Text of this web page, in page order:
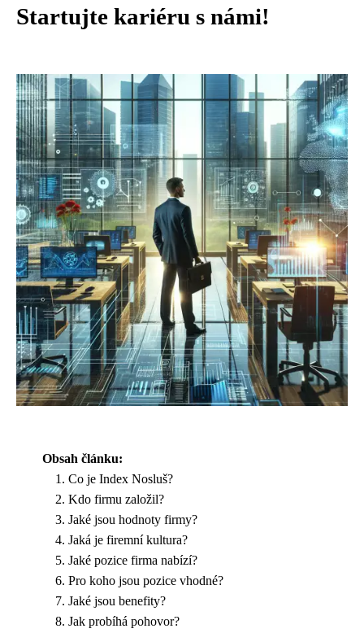
Startujte kariéru s námi!
Obsah článku:
Co je Index Nosluš?
Kdo firmu založil?
Jaké jsou hodnoty firmy?
Jaká je firemní kultura?
Jaké pozice firma nabízí?
Pro koho jsou pozice vhodné?
Jaké jsou benefity?
Jak probíhá pohovor?